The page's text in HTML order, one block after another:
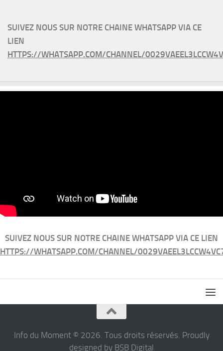
SUIVEZ NOUS SUR NOTRE CHAINE WHATSAPP VIA CE
LIEN
HTTPS://WHATSAPP.COM/CHANNEL/
SUIVEZ NOUS SUR NOTRE CHAINE WHATSAPP VIA CE LIEN
HTTPS://WHATSAPP.COM/CHANNEL/
Info du Moment © 2026. Tous droits réservés. Proudly
designed by BSB Digital